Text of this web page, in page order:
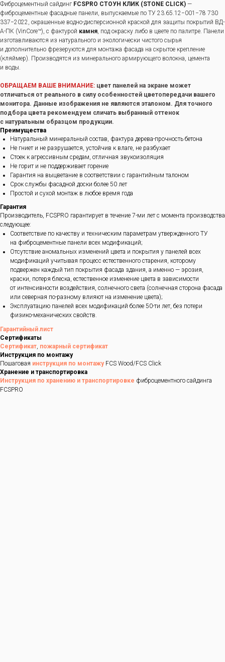
Фиброцементный сайдинг FCSPRO СТОУН КЛИК (STONE CLICK) —
фиброцементные фасадные панели, выпускаемые по ТУ 23.65.12−001−78 730
337−2022, окрашенные водно-дисперсионной краской для защиты покрытий ВД-
А-ПК (VinCore™), с фактурой камня, под окраску либо в цвете по палитре. Панели
изготавливаются из натурального и экологически чистого сырья
и дополнительно фрезеруются для монтажа фасада на скрытое крепление
(кляймер). Производятся из минерального армирующего волокна, цемента
и воды.
ОБРАЩАЕМ ВАШЕ ВНИМАНИЕ: цвет панелей на экране может
отличаться от реального в силу особенностей цветопередачи вашего
монитора. Данные изображения не являются эталоном. Для точного
подбора цвета рекомендуем сличать выбранный оттенок
с натуральным образцом продукции.
Преимущества
Натуральный минеральный состав, фактура дерева-прочность бетона
Не гниет и не разрушается, устойчив к влаге, не разбухает
Стоек к агрессивным средам, отличная звукоизоляция
Не горит и не поддерживает горение
Гарантия на выцветание в соответствии с гарантийным талоном
Срок службы фасадной доски более 50 лет
Простой и сухой монтаж в любое время года
Гарантия
Производитель, FCSPRO гарантирует в течение 7-ми лет с момента производства
следующее:
Соответствие по качеству и техническим параметрам утвержденного ТУ
на фиброцементные панели всех модификаций;
Отсутствие аномальных изменений цвета и покрытия у панелей всех
модификаций учитывая процесс естественного старения, которому
подвержен каждый тип покрытия фасада здания, а именно — эрозия,
краски, потеря блеска, естественное изменение цвета в зависимости
от интенсивности воздействия, солнечного света (солнечная сторона фасада
или северная по-разному влияют на изменение цвета);
Эксплуатацию панелей всех модификаций более 50-ти лет, без потери
физико-механических свойств.
Гарантийный лист
Сертификаты
Сертификат, пожарный сертификат
Инструкция по монтажу
Пошаговая инструкция по монтажуFCS Wood/FCS Click
Хранение и транспортировка
Инструкция по хранению и транспортировке фиброцементного сайдинга
FCSPRO